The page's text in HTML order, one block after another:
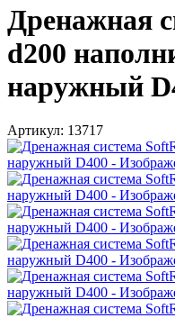
Дренажная
d200
наружный
Артикул: 13717